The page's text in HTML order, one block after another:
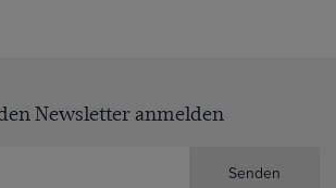
Newsletter anmelden
Senden